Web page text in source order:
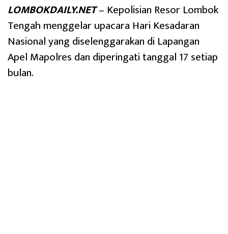
LOMBOKDAILY.NET– Kepolisian Resor Lombok
Tengah menggelar upacara Hari Kesadaran
Nasional yang diselenggarakan di Lapangan
Apel Mapolres dan diperingati tanggal 17 setiap
bulan.